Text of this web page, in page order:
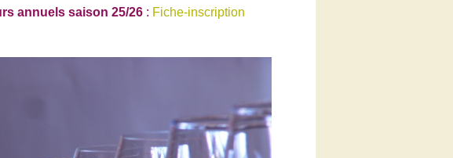
annuels saison 25/26: Fiche-inscription